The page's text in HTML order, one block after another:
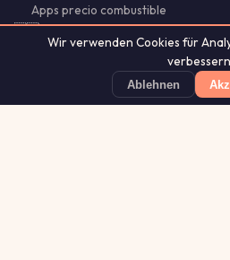
Apps precio combustible
🇵🇹 Portugal & Brasil
🌍 SI · CY · LU · MX · CL
Guías Chile
Wir verwenden Cookies für
Ablehnen